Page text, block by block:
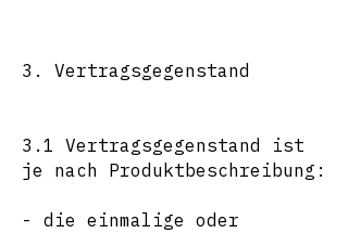
3. Vertragsgegenstand
3.1 Vertragsgegenstand ist
je nach Produktbeschreibung:
- die einmalige oder